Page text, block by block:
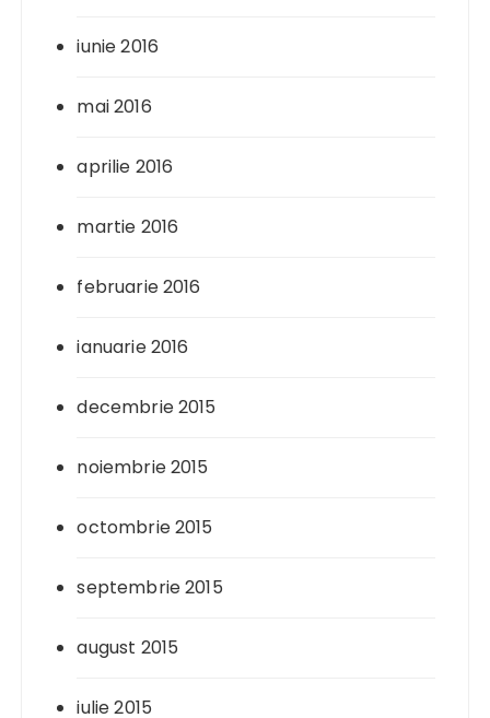
iunie 2016
mai 2016
aprilie 2016
martie 2016
februarie 2016
ianuarie 2016
decembrie 2015
noiembrie 2015
octombrie 2015
septembrie 2015
august 2015
iulie 2015